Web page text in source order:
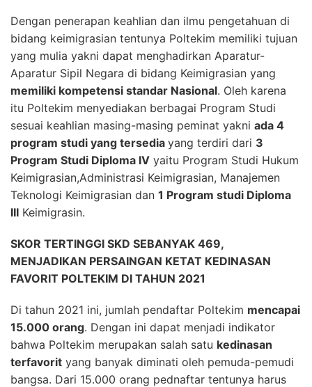
Dengan penerapan keahlian dan ilmu pengetahuan di
bidang keimigrasian tentunya Poltekim memiliki tujuan
yang mulia yakni dapat menghadirkan Aparatur-
Aparatur Sipil Negara di bidang Keimigrasian yang
memiliki kompetensi standar Nasional. Oleh karena
itu Poltekim menyediakan berbagai Program Studi
sesuai keahlian masing-masing peminat yakni ada 4
program studi yang tersedia yang terdiri dari 3
Program Studi Diploma IV yaitu Program Studi Hukum
Keimigrasian,Administrasi Keimigrasian, Manajemen
Teknologi Keimigrasian dan 1 Program studi Diploma
III Keimigrasin.
SKOR TERTINGGI SKD SEBANYAK 469,
MENJADIKAN PERSAINGAN KETAT KEDINASAN
FAVORIT POLTEKIM DI TAHUN 2021
Di tahun 2021 ini, jumlah pendaftar Poltekim mencapai
15.000 orang. Dengan ini dapat menjadi indikator
bahwa Poltekim merupakan salah satu kedinasan
terfavorit yang banyak diminati oleh pemuda-pemudi
bangsa. Dari 15.000 orang pednaftar tentunya harus